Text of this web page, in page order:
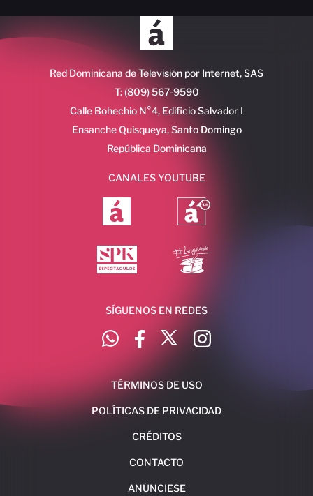
Red Dominicana de Televisión por Internet, SAS
T: (809) 567-9590
Calle Bohechio N°4, Edificio Salvador I
Ensanche Quisqueya, Santo Domingo
República Dominicana
CANALES YOUTUBE
SÍGUENOS EN REDES
TÉRMINOS DE USO
POLÍTICAS DE PRIVACIDAD
CRÉDITOS
CONTACTO
ANÚNCIESE